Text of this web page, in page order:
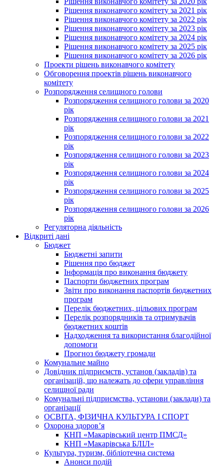
Рішення виконавчого комітету за 2021 рік
Рішення виконавчого комітету за 2022 рік
Рішення виконавчого комітету за 2023 рік
Рішення виконавчого комітету за 2024 рік
Рішення виконавчого комітету за 2025 рік
Рішення виконавчого комітету за 2026 рік
Проекти рішень виконавчого комітету
Обговорення проектів рішень виконавчого
комітету
Розпорядження селищного голови
Розпорядження селищного голови за 2020
рік
Розпорядження селищного голови за 2021
рік
Розпорядження селищного голови за 2022
рік
Розпорядження селищного голови за 2023
рік
Розпорядження селищного голови за 2024
рік
Розпорядження селищного голови за 2025
рік
Розпорядження селищного голови за 2026
рік
Регуляторна діяльність
Відкриті дані
Бюджет
Бюджетні запити
Рішення про бюджет
Інформація про виконання бюджету
Паспорти бюджетних програм
Звіти про виконання паспортів бюджетних
програм
Перелік бюджетних, цільових програм
Перелік розпорядників та отримувачів
бюджетних коштів
Надходження та використання благодійної
допомоги
Прогноз бюджету громади
Комунальне майно
Довідник підприємств, установ (закладів) та
організацій, що належать до сфери управління
селищної ради
Комунальні підприємства, установи (заклади) та
організації
ОСВІТА, ФІЗИЧНА КУЛЬТУРА І СПОРТ
Охорона здоров’я
КНП «Макарівський центр ПМСД»
КНП «Макарівська БЛІЛ»
Культура, туризм, бібліотечна система
Анонси подій